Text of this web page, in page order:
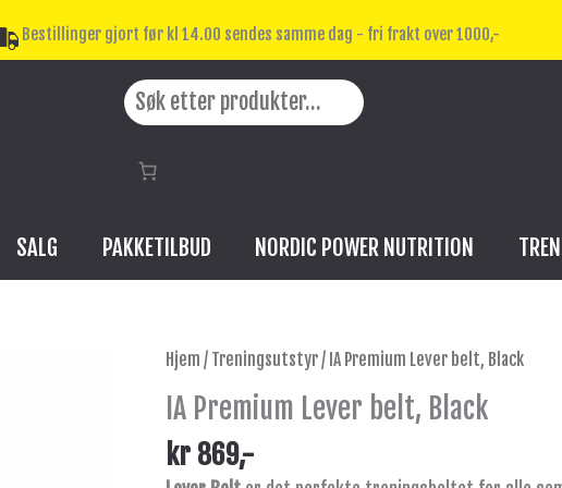
Bestillinger gjort før kl 14.00 sendes samme dag - fri frakt over 1000,-
SALG PAKKETILBUD NORDIC POWER NUTRITION
Hjem / Treningsutstyr/ IA Premium Lever belt, Black
IA Premium Lever belt, Black
kr 869,-
IA
Lever
belt,
Black